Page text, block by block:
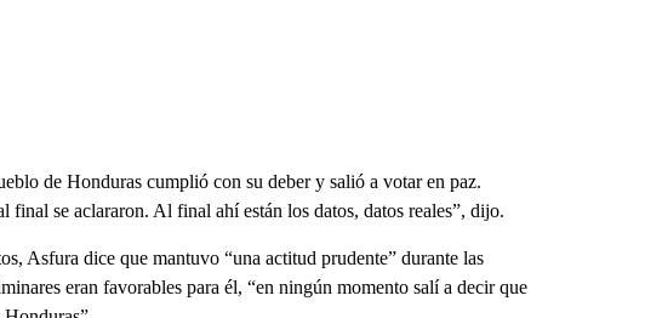
de Honduras cumplió con su deber y salió a votar en paz.
final se aclararon. Al final ahí están los datos, datos reales”, dijo.
Asfura dice que mantuvo “una actitud prudente” durante las
eran favorables para él, “en ningún momento salí a decir que